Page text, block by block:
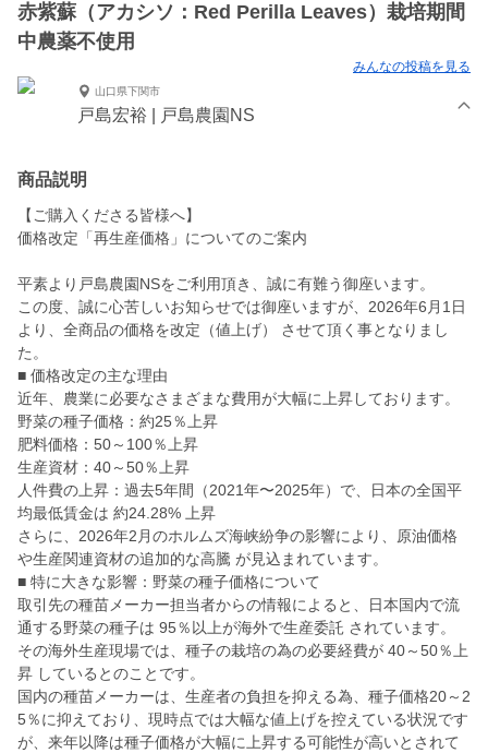
赤紫蘇（アカシソ：Red Perilla Leaves）栽培期間
中農薬不使用
みんなの投稿を見る
山口県下関市
戸島宏裕 | 戸島農園NS
商品説明
【ご購入くださる皆様へ】
価格改定「再生産価格」についてのご案内
平素より戸島農園NSをご利用頂き、誠に有難う御座います。
この度、誠に心苦しいお知らせでは御座いますが、2026年6月1日
より、全商品の価格を改定（値上げ） させて頂く事となりまし
た。
■ 価格改定の主な理由
近年、農業に必要なさまざまな費用が大幅に上昇しております。
野菜の種子価格：約25％上昇
肥料価格：50～100％上昇
生産資材：40～50％上昇
人件費の上昇：過去5年間（2021年〜2025年）で、日本の全国平
均最低賃金は 約24.28% 上昇
さらに、2026年2月のホルムズ海峡紛争の影響により、原油価格
や生産関連資材の追加的な高騰 が見込まれています。
■ 特に大きな影響：野菜の種子価格について
取引先の種苗メーカー担当者からの情報によると、日本国内で流
通する野菜の種子は 95％以上が海外で生産委託 されています。
その海外生産現場では、種子の栽培の為の必要経費が 40～50％上
昇 しているとのことです。
国内の種苗メーカーは、生産者の負担を抑える為、種子価格20～2
5％に抑えており、現時点では大幅な値上げを控えている状況です
が、来年以降は種子価格が大幅に上昇する可能性が高いとされて